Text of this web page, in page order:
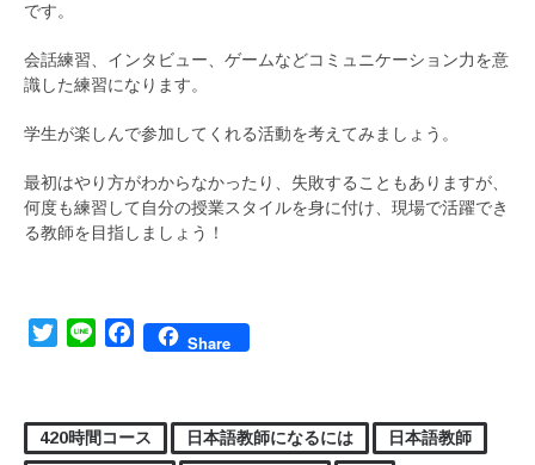
です。
会話練習、インタビュー、ゲームなどコミュニケーション力を意
識した練習になります。
学生が楽しんで参加してくれる活動を考えてみましょう。
最初はやり方がわからなかったり、失敗することもありますが、
何度も練習して自分の授業スタイルを身に付け、現場で活躍でき
る教師を目指しましょう！
TwitterLine FacebookShare
420時間コース 日本語教師になるには
日本語教師